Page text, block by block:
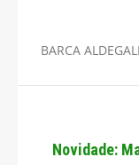
BARCA
Novidade: